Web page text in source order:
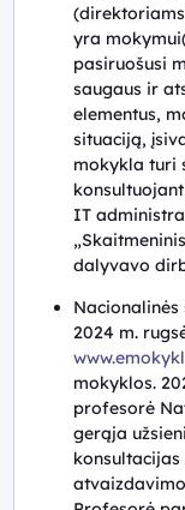
yra
pasiruošusi
saugaus ir
elementus,
situaciją,
mokykla turi
IT
dalyvavo
Nacionalinės
2024 m.
mokyklos.
profesorė
gerąja